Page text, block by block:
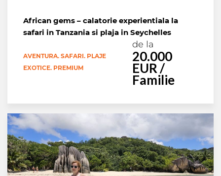
African gems – calatorie experientiala la
safari in Tanzania si plaja in Seychelles
AVENTURA. SAFARI. PLAJE
EXOTICE. PREMIUM
de la
20.000
EUR /
Familie